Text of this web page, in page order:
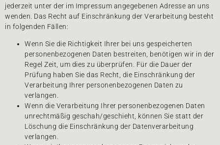
jederzeit unter der im Impressum angegebenen Adresse an uns
wenden. Das Recht auf Einschränkung der Verarbeitung besteht
in folgenden Fällen:
Wenn Sie die Richtigkeit Ihrer bei uns gespeicherten
personenbezogenen Daten bestreiten, benötigen wir in der
Regel Zeit, um dies zu überprüfen. Für die Dauer der
Prüfung haben Sie das Recht, die Einschränkung der
Verarbeitung Ihrer personenbezogenen Daten zu
verlangen.
Wenn die Verarbeitung Ihrer personenbezogenen Daten
unrechtmäßig geschah/geschieht, können Sie statt der
Löschung die Einschränkung der Datenverarbeitung
verlangen.